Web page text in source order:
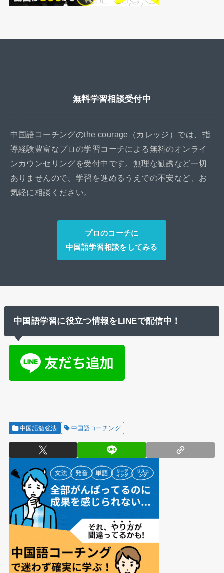
無料学習相談受付中
中国語コーチングのthe courage（カレッジ）では、指
導経験豊富なプロの学習コーチによる無料のオンライ
ンカウンセリングを受付中です。無理な勧誘など一切
ありませんので、学習を進めるうえでの不安など、お
気軽に相談ください。
プロのコーチに
中国語学習相談をしてみる
中国語学習に役立つ情報をLINEで配信中！
中国語勉強法 中国語コーチング